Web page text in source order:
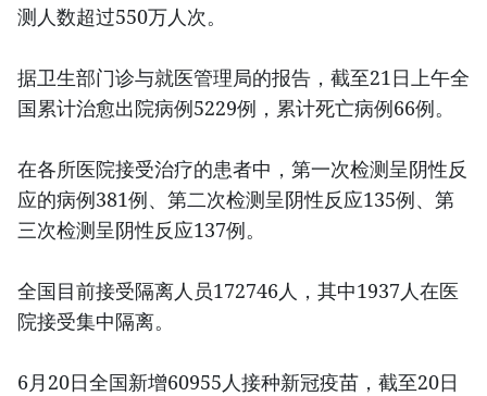
测人数超过550万人次。
据卫生部门诊与就医管理局的报告，截至21日上午全
国累计治愈出院病例5229例，累计死亡病例66例。
在各所医院接受治疗的患者中，第一次检测呈阴性反
应的病例381例、第二次检测呈阴性反应135例、第
三次检测呈阴性反应137例。
全国目前接受隔离人员172746人，其中1937人在医
院接受集中隔离。
6月20日全国新增60955人接种新冠疫苗，截至20日